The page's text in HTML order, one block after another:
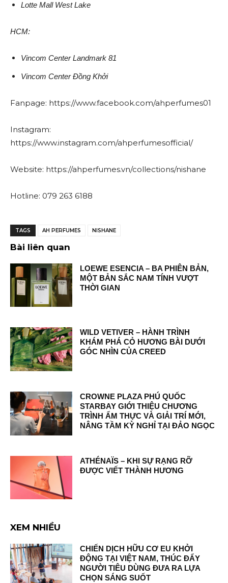
Lotte Mall West Lake
HCM:
Vincom Center Landmark 81
Vincom Center Đồng Khởi
Fanpage: https://www.facebook.com/ahperfumes01
Instagram:
https://www.instagram.com/ahperfumesofficial/
Website: https://ahperfumes.vn/collections/nishane
Hotline: 079 263 6188
TAGS AH PERFUMES NISHANE
Bài liên quan
LOEWE ESENCIA – BA PHIÊN BẢN,
MỘT BẢN SẮC NAM TÍNH VƯỢT
THỜI GIAN
WILD VETIVER – HÀNH TRÌNH
KHÁM PHÁ CỎ HƯƠNG BÀI DƯỚI
GÓC NHÌN CỦA CREED
CROWNE PLAZA PHÚ QUỐC
STARBAY GIỚI THIỆU CHƯƠNG
TRÌNH ẨM THỰC VÀ GIẢI TRÍ MỚI,
NÂNG TẦM KỲ NGHỈ TẠI ĐẢO NGỌC
ATHÉNAÏS – KHI SỰ RẠNG RỠ
ĐƯỢC VIẾT THÀNH HƯƠNG
XEM NHIỀU
CHIẾN DỊCH HỮU CƠ EU KHỞI
ĐỘNG TẠI VIỆT NAM, THÚC ĐẨY
NGƯỜI TIÊU DÙNG ĐƯA RA LỰA
CHỌN SÁNG SUỐT